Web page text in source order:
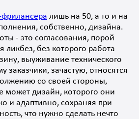
лишь на 50, а то и на
собственно, дизайна.
- это согласования, порой
без которого работа
выуживание технического
заказчики, зачастую, относятся
со своей стороны,
может дизайн, которого они
и адаптивно, сохраняя при
что нужно сделать нечто